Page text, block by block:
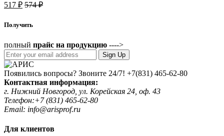
517 ₽ 574₽
Получить
полный прайс на продукцию ---->
Sign Up
Появились вопросы? Звоните 24/7! +7(831) 465-62-80
Контактная информация:
г. Нижний Новгород, ул. Корейская 24, оф. 43
Телефон:+7 (831) 465-62-80
Email: info@arisprof.ru
Для клиентов